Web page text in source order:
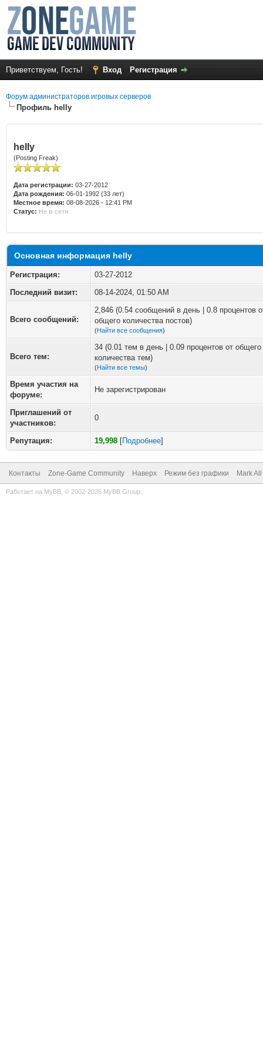
Приветствуем, Гость! Вход Регистрация
Форум администраторов игровых серверов
Профиль helly
helly
(Posting Freak)
Дата регистрации: 03-27-2012
Дата рождения: 06-01-1992 (33 лет)
Местное время: 08-08-2026 - 12:41 PM
Статус: Не в сети
Основная информация helly
Регистрация:
03-27-2012
Последний визит:
08-14-2024, 01:50 AM
Всего сообщений:
2,846 (0.54 сообщений в день | 0.8 процентов
общего количества постов)
(Найти все сообщения)
Всего тем:
34 (0.01 тем в день | 0.09 процентов от общего
количества тем)
(Найти все темы)
Время участия на
форуме:
Не зарегистрирован
Приглашений от
участников:
0
Репутация: 19,998 [Подробнее]
Контакты Zone-Game Community Наверх Режим без графики Mark
Работает на MyBB , © 2002-2026 MyBB Group